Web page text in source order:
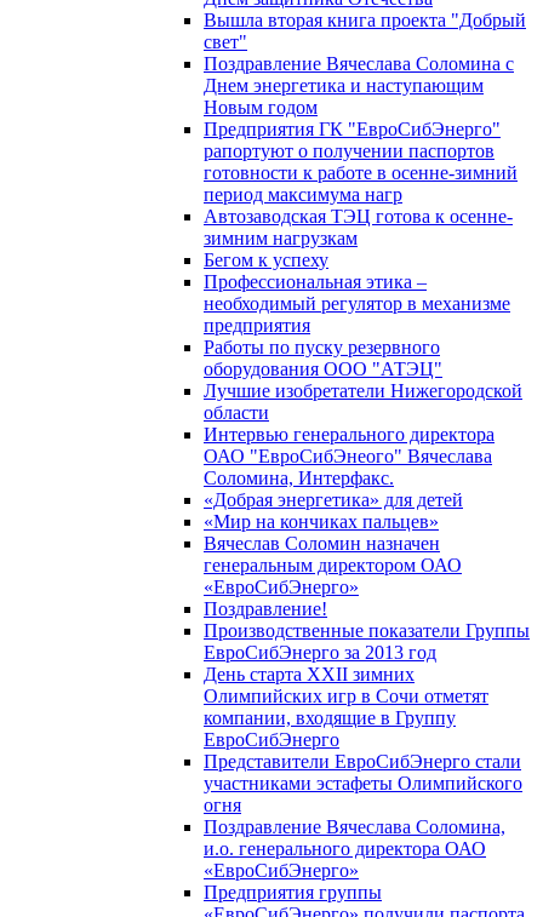
Вышла вторая книга проекта "Добрый
свет"
Поздравление Вячеслава Соломина с
Днем энергетика и наступающим
Новым годом
Предприятия ГК "ЕвроСибЭнерго"
рапортуют о получении паспортов
готовности к работе в осенне-зимний
период максимума нагр
Автозаводская ТЭЦ готова к осенне-
зимним нагрузкам
Бегом к успеху
Профессиональная этика –
необходимый регулятор в механизме
предприятия
Работы по пуску резервного
оборудования ООО "АТЭЦ"
Лучшие изобретатели Нижегородской
области
Интервью генерального директора
ОАО "ЕвроСибЭнеого" Вячеслава
Соломина, Интерфакс.
«Добрая энергетика» для детей
«Мир на кончиках пальцев»
Вячеслав Соломин назначен
генеральным директором ОАО
«ЕвроСибЭнерго»
Поздравление!
Производственные показатели Группы
ЕвроСибЭнерго за 2013 год
День старта XXII зимних
Олимпийских игр в Сочи отметят
компании, входящие в Группу
ЕвроСибЭнерго
Представители ЕвроСибЭнерго стали
участниками эстафеты Олимпийского
огня
Поздравление Вячеслава Соломина,
и.о. генерального директора ОАО
«ЕвроСибЭнерго»
Предприятия группы